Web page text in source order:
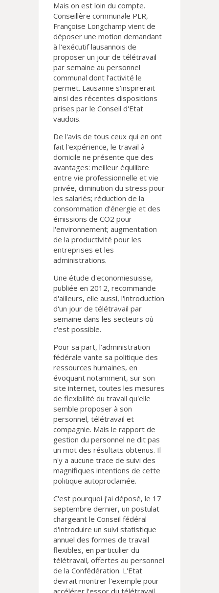
Mais on est loin du compte.
Conseillère communale PLR,
Françoise Longchamp vient de
déposer une motion demandant
à l'exécutif lausannois de
proposer un jour de télétravail
par semaine au personnel
communal dont l'activité le
permet. Lausanne s'inspirerait
ainsi des récentes dispositions
prises par le Conseil d'Etat
vaudois.
De l'avis de tous ceux qui en ont
fait l'expérience, le travail à
domicile ne présente que des
avantages: meilleur équilibre
entre vie professionnelle et vie
privée, diminution du stress pour
les salariés; réduction de la
consommation d'énergie et des
émissions de CO2 pour
l'environnement; augmentation
de la productivité pour les
entreprises et les
administrations.
Une étude d'economiesuisse,
publiée en 2012, recommande
d'ailleurs, elle aussi, l'introduction
d'un jour de télétravail par
semaine dans les secteurs où
c'est possible.
Pour sa part, l'administration
fédérale vante sa politique des
ressources humaines, en
évoquant notamment, sur son
site internet, toutes les mesures
de flexibilité du travail qu'elle
semble proposer à son
personnel, télétravail et
compagnie. Mais le rapport de
gestion du personnel ne dit pas
un mot des résultats obtenus. Il
n'y a aucune trace de suivi des
magnifiques intentions de cette
politique autoproclamée.
C'est pourquoi j'ai déposé, le 17
septembre dernier, un postulat
chargeant le Conseil fédéral
d'introduire un suivi statistique
annuel des formes de travail
flexibles, en particulier du
télétravail, offertes au personnel
de la Confédération. L'Etat
devrait montrer l'exemple pour